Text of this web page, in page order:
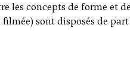
les concepts de forme et
sont disposés de part